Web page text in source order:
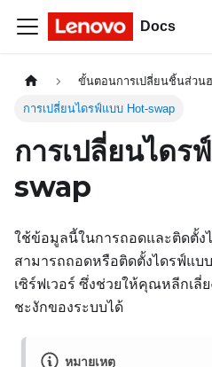
Docs
ขั้นตอนการเปลี่ยนชิ้นส่วน
การเปลี่ยนไดรฟ์แบบ Hot-swap
การเปลี่ยนได
swap
ใช้ข้อมูลนี้ในการถอดและติดตั้ง
สามารถถอดหรือติดตั้งไดรฟ์แบ
เซิร์ฟเวอร์ ซึ่งช่วยให้คุณหลีกเ
ชะงักของระบบได้
หมายเหตุ